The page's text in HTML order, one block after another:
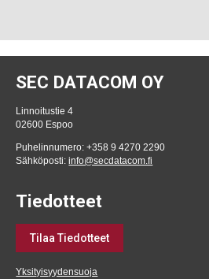
SEC DATACOM OY
Linnoitustie 4
02600 Espoo
Puhelinnumero: +358 9 4270 2290
Sähköposti:info@secdatacom.fi
Tiedotteet
Tilaa Tiedotteet
Yksityisyydensuoja